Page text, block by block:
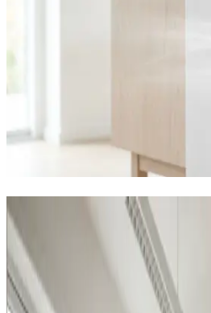
Industriventilation i
brancher
Fra svejserøgsudsugning til store
dækker hele bredden af industri-
Guderup og omegn.